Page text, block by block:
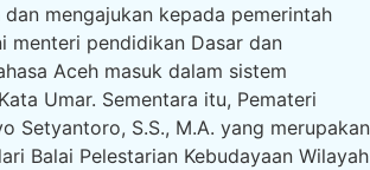
mengajukan kepada pemerintah
menteri pendidikan Dasar dan
Aceh masuk dalam sistem
Umar. Sementara itu, Pemateri
Setyantoro, S.S., M.A. yang merupakan
Balai Pelestarian Kebudayaan Wilayah